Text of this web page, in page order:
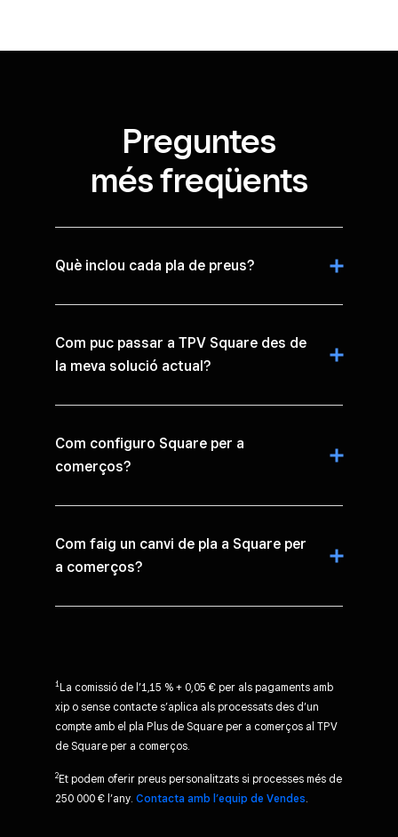
Preguntes
més freqüents
Què inclou cada pla de preus?
Com puc passar a TPV Square des de
la meva solució actual?
Com configuro Square per a
comerços?
Com faig un canvi de pla a Square per
a comerços?
1 La comissió de l’1,15 % + 0,05 € per als pagaments amb
xip o sense contacte s’aplica als processats des d’un
compte amb el pla Plus de Square per a comerços al TPV
de Square per a comerços.
2Et podem oferir preus personalitzats si processes més de
250 000 € l’any. Contacta amb l’equip de Vendes